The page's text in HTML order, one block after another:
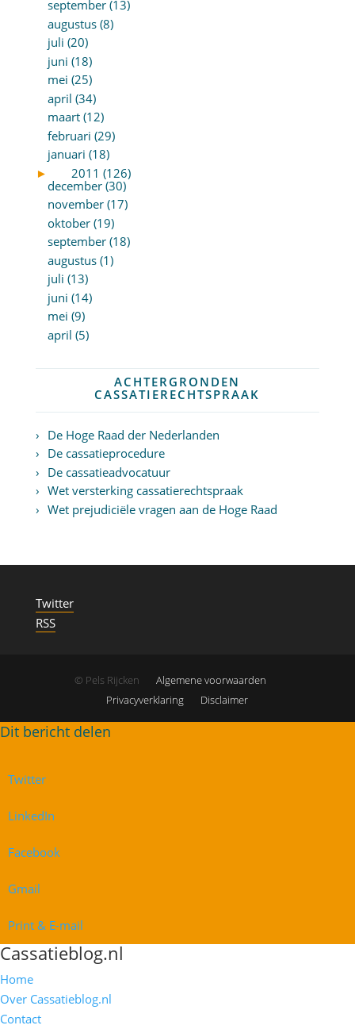
september (13)
augustus (8)
juli (20)
juni (18)
mei (25)
april (34)
maart (12)
februari (29)
januari (18)
►
2011 (126)
december (30)
november (17)
oktober (19)
september (18)
augustus (1)
juli (13)
juni (14)
mei (9)
april (5)
ACHTERGRONDEN
CASSATIERECHTSPRAAK
De Hoge Raad der Nederlanden
De cassatieprocedure
De cassatieadvocatuur
Wet versterking cassatierechtspraak
Wet prejudiciële vragen aan de Hoge Raad
Twitter
RSS
© Pels Rijcken
Algemene voorwaarden
Privacyverklaring
Disclaimer
Twitter
LinkedIn
Facebook
Gmail
Print & E-mail
Cassatieblog.nl
Home
Over Cassatieblog.nl
Contact